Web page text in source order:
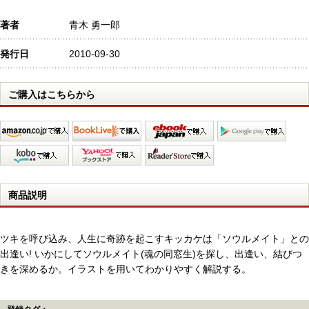
著者 青木 勇一郎
発行日 2010-09-30
ご購入はこちらから
商品説明
ツキを呼び込み、人生に奇跡を起こすキッカケは「ソウルメイト」との
出逢い! いかにしてソウルメイト(魂の同窓生)を探し、出逢い、結びつ
きを深めるか。イラストを用いてわかりやすく解説する。